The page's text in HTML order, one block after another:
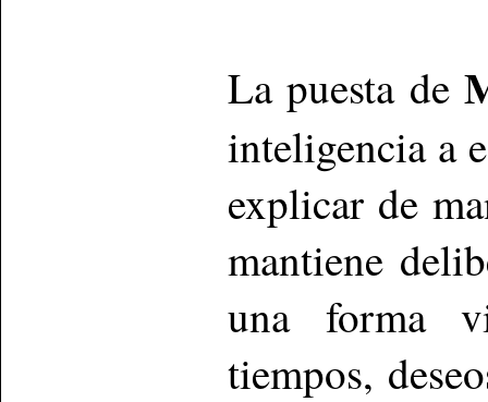
La puesta de
inteligencia a
explicar de
mantiene
una forma
tiempos,